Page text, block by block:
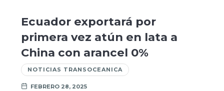
Ecuador exportará por
primera vez atún en lata a
China con arancel 0%
NOTICIAS TRANSOCEANICA
FEBRERO 28, 2025